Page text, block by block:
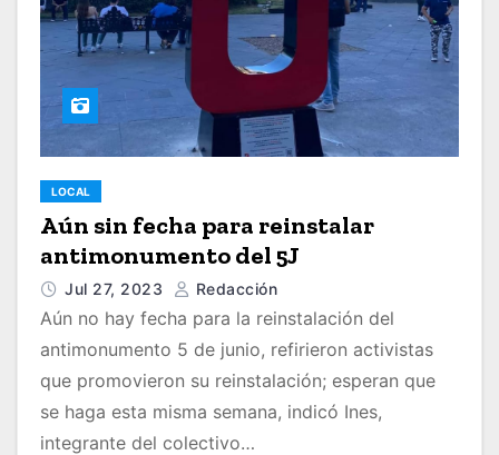
LOCAL
Aún sin fecha para reinstalar
antimonumento del 5J
Jul 27, 2023 Redacción
Aún no hay fecha para la reinstalación del
antimonumento 5 de junio, refirieron activistas
que promovieron su reinstalación; esperan que
se haga esta misma semana, indicó Ines,
integrante del colectivo…